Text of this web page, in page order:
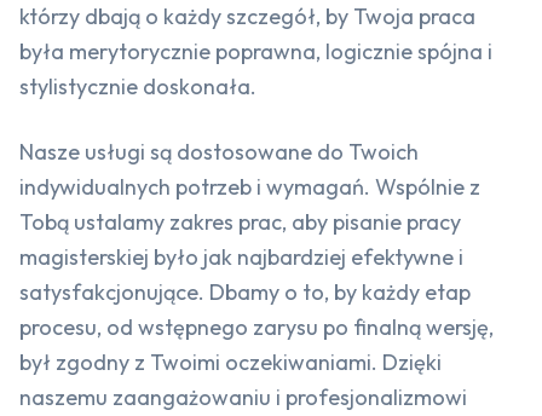
którzy dbają o każdy szczegół, by Twoja praca
była merytorycznie poprawna, logicznie spójna i
stylistycznie doskonała.
Nasze usługi są dostosowane do Twoich
indywidualnych potrzeb i wymagań. Wspólnie z
Tobą ustalamy zakres prac, aby pisanie pracy
magisterskiej było jak najbardziej efektywne i
satysfakcjonujące. Dbamy o to, by każdy etap
procesu, od wstępnego zarysu po finalną wersję,
był zgodny z Twoimi oczekiwaniami. Dzięki
naszemu zaangażowaniu i profesjonalizmowi